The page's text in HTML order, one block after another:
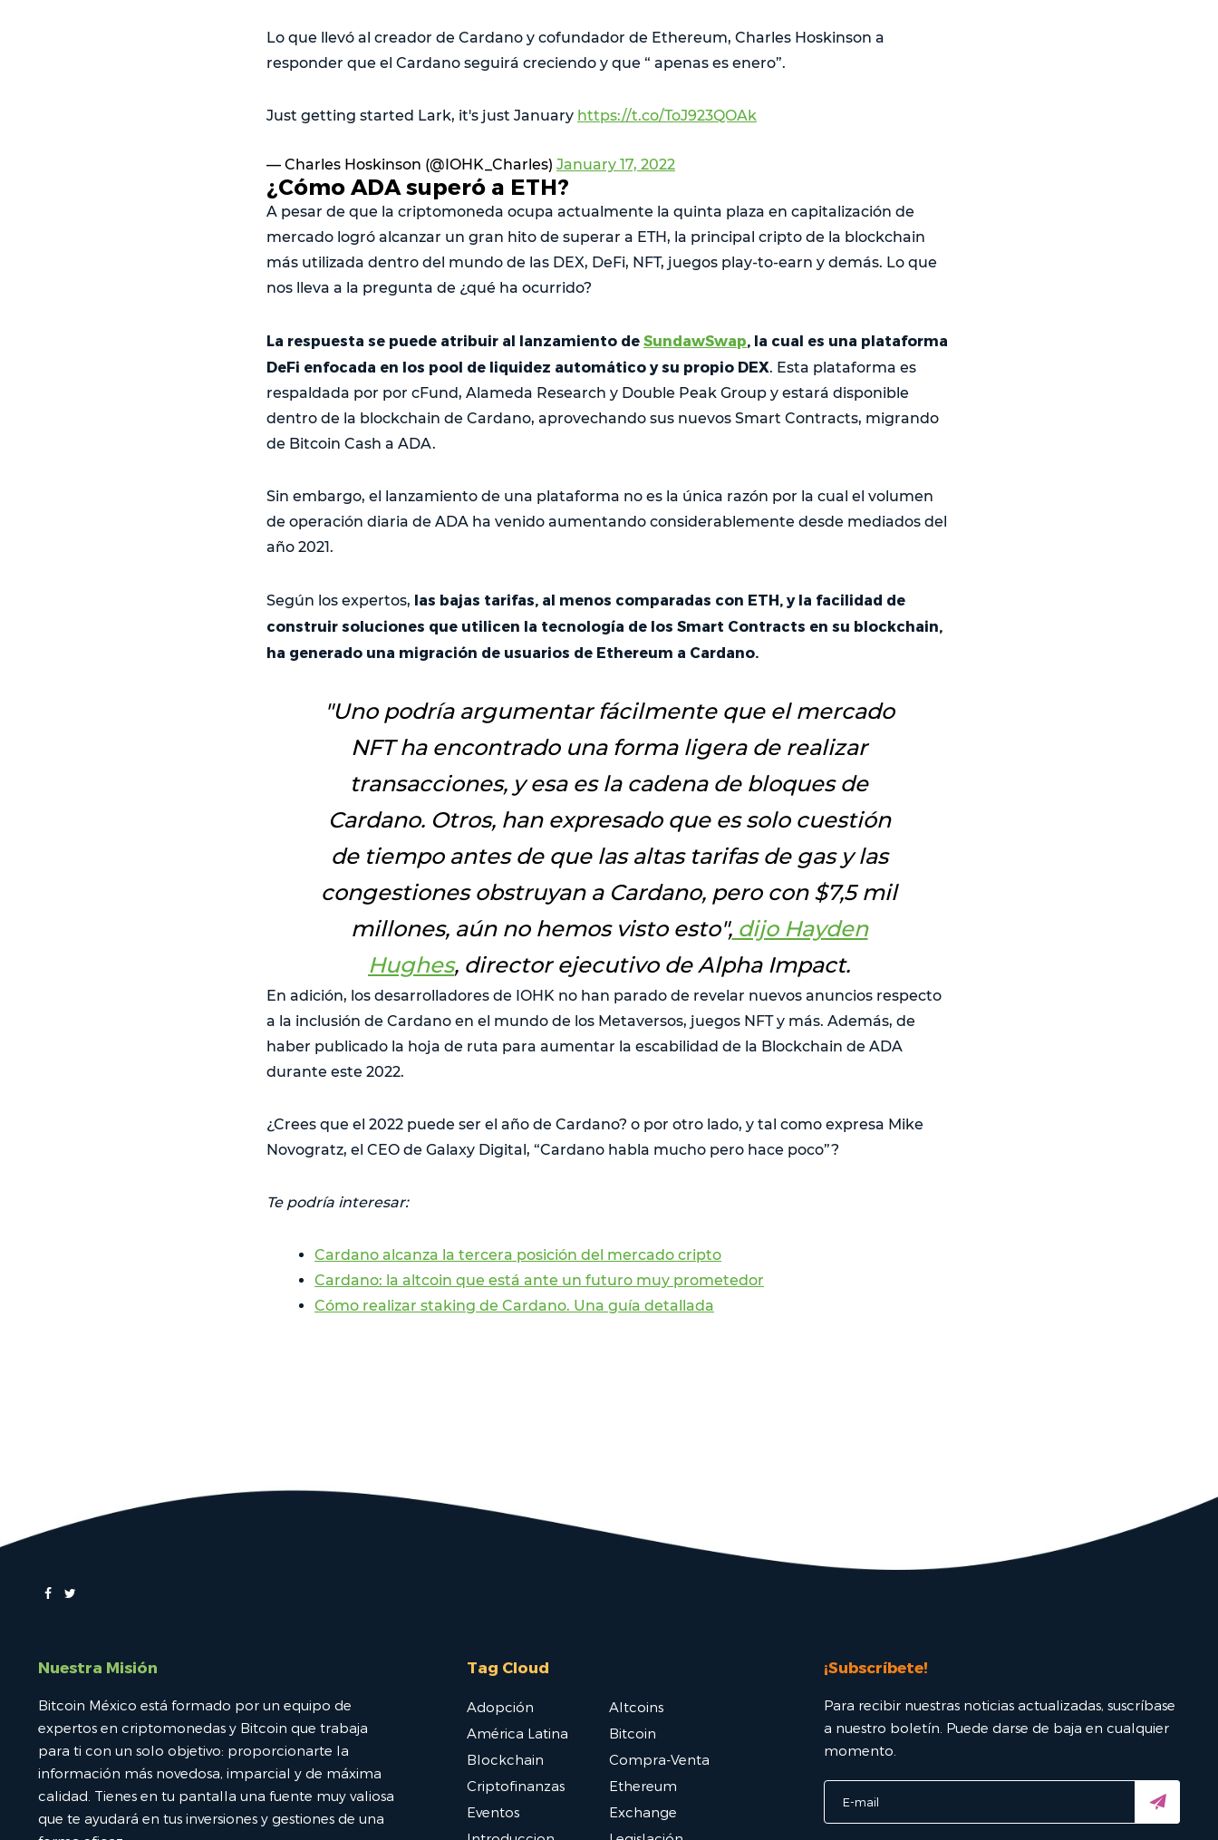
Lo que llevó al creador de Cardano y cofundador de Ethereum, Charles Hoskinson a
responder que el Cardano seguirá creciendo y que “ apenas es enero”.
Just getting started Lark, it's just January https://t.co/ToJ923QOAk
— Charles Hoskinson (@IOHK_Charles) January 17, 2022
¿Cómo ADA superó a ETH?
A pesar de que la criptomoneda ocupa actualmente la quinta plaza en capitalización de
mercado logró alcanzar un gran hito de superar a ETH, la principal cripto de la blockchain
más utilizada dentro del mundo de las DEX, DeFi, NFT, juegos play-to-earn y demás. Lo que
nos lleva a la pregunta de ¿qué ha ocurrido?
La respuesta se puede atribuir al lanzamiento de SundawSwap, la cual es una plataforma
DeFi enfocada en los pool de liquidez automático y su propio DEX. Esta plataforma es
respaldada por por cFund, Alameda Research y Double Peak Group y estará disponible
dentro de la blockchain de Cardano, aprovechando sus nuevos Smart Contracts, migrando
de Bitcoin Cash a ADA.
Sin embargo, el lanzamiento de una plataforma no es la única razón por la cual el volumen
de operación diaria de ADA ha venido aumentando considerablemente desde mediados del
año 2021.
Según los expertos, las bajas tarifas, al menos comparadas con ETH, y la facilidad de
construir soluciones que utilicen la tecnología de los Smart Contracts en su blockchain,
ha generado una migración de usuarios de Ethereum a Cardano.
"Uno podría argumentar fácilmente que el mercado
NFT ha encontrado una forma ligera de realizar
transacciones, y esa es la cadena de bloques de
Cardano. Otros, han expresado que es solo cuestión
de tiempo antes de que las altas tarifas de gas y las
congestiones obstruyan a Cardano, pero con $7,5 mil
millones, aún no hemos visto esto",dijo Hayden
Hughes, director ejecutivo de Alpha Impact.
En adición, los desarrolladores de IOHK no han parado de revelar nuevos anuncios respecto
a la inclusión de Cardano en el mundo de los Metaversos, juegos NFT y más. Además, de
haber publicado la hoja de ruta para aumentar la escabilidad de la Blockchain de ADA
durante este 2022.
¿Crees que el 2022 puede ser el año de Cardano? o por otro lado, y tal como expresa Mike
Novogratz, el CEO de Galaxy Digital, “Cardano habla mucho pero hace poco”?
Te podría interesar:
Cardano alcanza la tercera posición del mercado cripto
Cardano: la altcoin que está ante un futuro muy prometedor
Cómo realizar staking de Cardano. Una guía detallada
Nuestra Misión
Bitcoin México está formado por un equipo de
expertos en criptomonedas y Bitcoin que trabaja
para ti con un solo objetivo: proporcionarte la
información más novedosa, imparcial y de máxima
calidad. Tienes en tu pantalla una fuente muy valiosa
que te ayudará en tus inversiones y gestiones de una
Tag Cloud
Adopción
Altcoins
América Latina
Bitcoin
Blockchain
Compra-Venta
Criptofinanzas
Ethereum
Eventos
Exchange
¡Subscríbete!
Para recibir nuestras noticias actualizadas, suscríbase
a nuestro boletín. Puede darse de baja en cualquier
momento.